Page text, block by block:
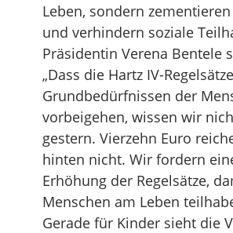
Leben, sondern
und verhindern soziale
Präsidentin Verena Bentele
„Dass die Hartz IV-
Grundbedürfnissen der
vorbeigehen, wissen wir
gestern. Vierzehn Euro
hinten nicht. Wir fordern
Erhöhung der Regelsätze,
Menschen am Leben
Gerade für Kinder sieht die